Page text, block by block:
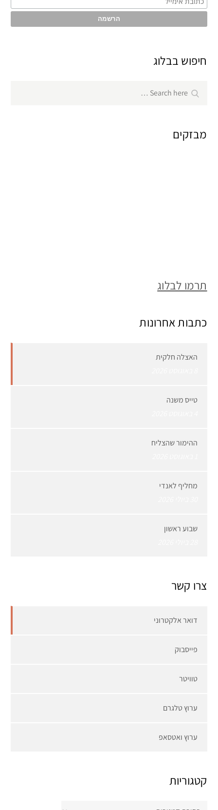
חיפוש בבלוג
for:
Search
מבזקים
תרמו לבלוג
כתבות אחרונות
האצלה חלקית
טייס משנה
ההימור שהצליח
מחליף לאנדי
שבוע ראשון
צרו קשר
דואר אלקטרוני
פייסבוק
טוויטר
ערוץ טלגרם
ערוץ ואטסאפ
קטגוריות